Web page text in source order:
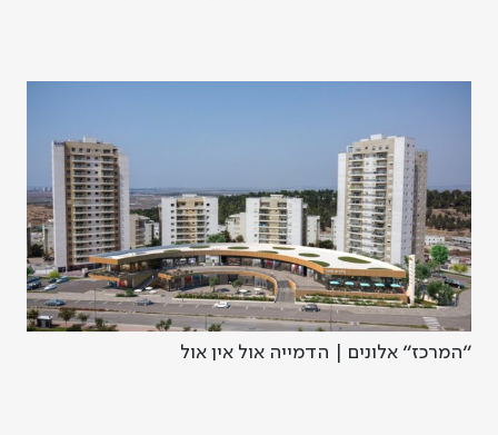
"המרכז" אלונים הדמייה אול אין אול